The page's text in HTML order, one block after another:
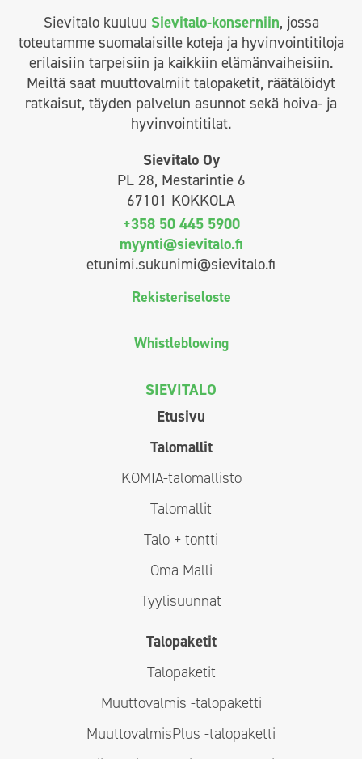
Sievitalo kuuluu Sievitalo-konserniin, jossa
toteutamme suomalaisille koteja ja hyvinvointitiloja
erilaisiin tarpeisiin ja kaikkiin elämänvaiheisiin.
Meiltä saat muuttovalmiit talopaketit, räätälöidyt
ratkaisut, täyden palvelun asunnot sekä hoiva- ja
hyvinvointitilat.
Sievitalo Oy
PL 28, Mestarintie 6
67101 KOKKOLA
+358 50 445 5900
myynti@sievitalo.fi
etunimi.sukunimi@sievitalo.fi
Rekisteriseloste
Whistleblowing
SIEVITALO
Etusivu
Talomallit
KOMIA-talomallisto
Talomallit
Talo + tontti
Oma Malli
Tyylisuunnat
Talopaketit
Talopaketit
Muuttovalmis -talopaketti
MuuttovalmisPlus -talopaketti